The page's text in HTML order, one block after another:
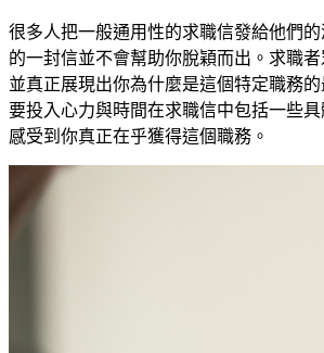
很多人把一般通用性的求職信發給他們
的一封信並不會幫助你脫穎而出。求職
並真正展現出你為什麼是這個特定職務
要投入心力與時間在求職信中包括一些
感受到你真正在乎獲得這個職務。